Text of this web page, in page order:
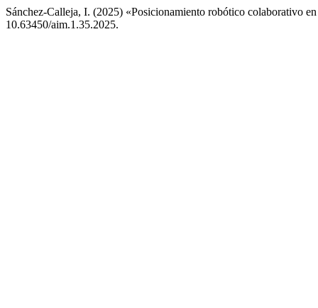
Sánchez-Calleja, I. (2025) «Posicionamiento robótico colaborativo
10.63450/aim.1.35.2025.